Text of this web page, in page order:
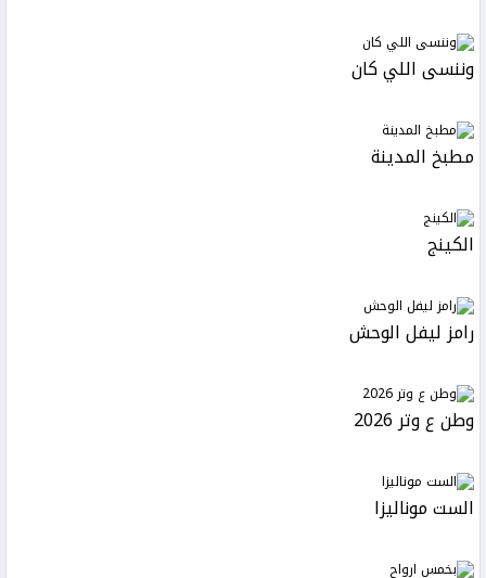
وننسى اللي كان
مطبخ المدينة
الكينج
رامز ليفل الوحش
وطن ع وتر 2026
الست موناليزا